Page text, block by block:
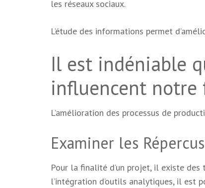
les réseaux sociaux.
L’étude des informations permet
Il est indéniable
influencent notre
L’amélioration des processus de
Examiner les
Pour la finalité d’un projet, il existe
l’intégration d’outils analytiques, il est